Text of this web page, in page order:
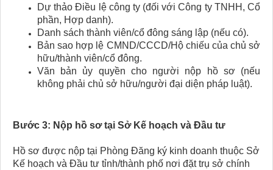
Dự thảo Điều lệ công ty (đối với Công ty TNHH, Cổ
phần, Hợp danh).
Danh sách thành viên/cổ đông sáng lập (nếu có).
Bản sao hợp lệ CMND/CCCD/Hộ chiếu của chủ sở
hữu/thành viên/cổ đông.
Văn bản ủy quyền cho người nộp hồ sơ (nếu
không phải chủ sở hữu/người đại diện pháp luật).
Bước 3: Nộp hồ sơ tại Sở Kế hoạch và Đầu tư
Hồ sơ được nộp tại Phòng Đăng ký kinh doanh thuộc Sở
Kế hoạch và Đầu tư tỉnh/thành phố nơi đặt trụ sở chính